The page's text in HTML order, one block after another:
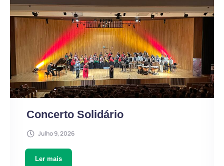
Concerto Solidário
Julho 9, 2026
Ler mais